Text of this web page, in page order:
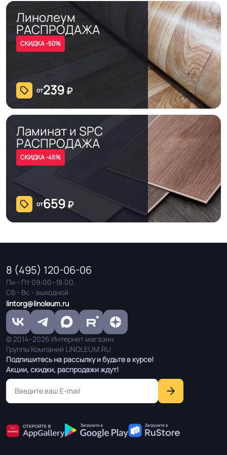
Истираемость, не
более г/кв.м.
Безопасность
материала ГОСТ, ТУ,
ISO
Сертифицирован на территории
РФ и СНГ
Остаточная
деформация
≤1,0 мм
ТУ, ISO
СП 2.5.3650-20
Условия хранения Крытое, сухое помещение.
Дизайн рисунка
Линолеум
РАСПРОДАЖА
СКИДКА -50%
от239 ₽
Ламинат и SPC
РАСПРОДАЖА
СКИДКА -45%
от659 ₽
Подпишитесь на рассылку и будьте в курсе!
Акции, скидки, распродажи ждут!
8 (495) 120-06-06
Пн - Пт 09:00–18:00.
Сб - Вс - выходной
lintorg@linoleum.ru
© 2014–2026 Интернет магазин
Группы Компаний LiNOLEUM.RU